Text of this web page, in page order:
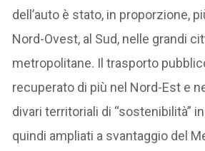
dell’auto è stato, in proporzione,
Nord-Ovest, al Sud, nelle grandi
metropolitane. Il trasporto
recuperato di più nel Nord-Est e
divari territoriali di “sostenibilità”
quindi ampliati a svantaggio del